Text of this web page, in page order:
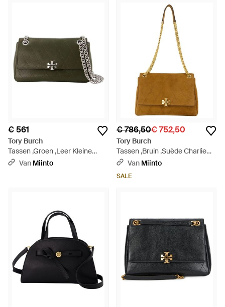
€ 561
Tory Burch
Tassen ,Groen ,Leer Kleine
Charlie Gewatteerde
Van Miinto
€ 786,50€ 752,50
Tory Burch
Tassen ,Bruin ,Suède Charlie
Gewatte Kwaliteit Suède
Van Miinto
SALE